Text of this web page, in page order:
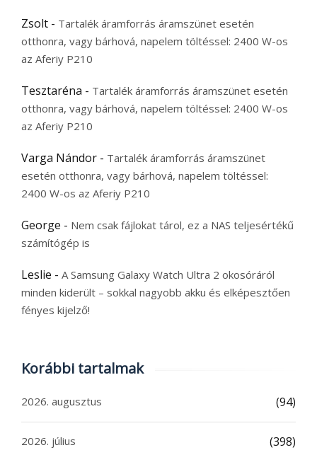
Zsolt - Tartalék áramforrás áramszünet esetén
otthonra, vagy bárhová, napelem töltéssel: 2400 W-os
az Aferiy P210
Tesztaréna - Tartalék áramforrás áramszünet esetén
otthonra, vagy bárhová, napelem töltéssel: 2400 W-os
az Aferiy P210
Varga Nándor - Tartalék áramforrás áramszünet
esetén otthonra, vagy bárhová, napelem töltéssel:
2400 W-os az Aferiy P210
George - Nem csak fájlokat tárol, ez a NAS teljesértékű
számítógép is
Leslie - A Samsung Galaxy Watch Ultra 2 okosóráról
minden kiderült – sokkal nagyobb akku és elképesztően
fényes kijelző!
Korábbi tartalmak
2026. augusztus (94)
2026. július (398)